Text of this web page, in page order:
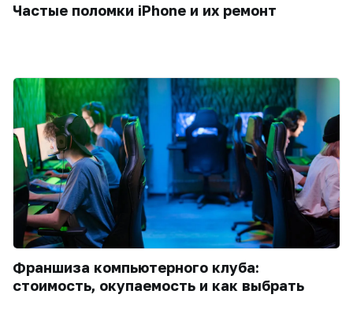
Частые поломки iPhone и их ремонт
Франшиза компьютерного клуба:
стоимость, окупаемость и как выбрать